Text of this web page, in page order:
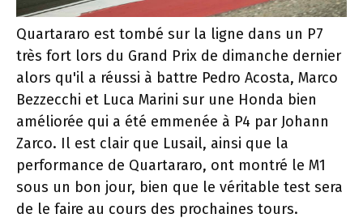
Quartararo est tombé sur la ligne dans un P7
très fort lors du Grand Prix de dimanche dernier
alors qu'il a réussi à battre Pedro Acosta, Marco
Bezzecchi et Luca Marini sur une Honda bien
améliorée qui a été emmenée à P4 par Johann
Zarco. Il est clair que Lusail, ainsi que la
performance de Quartararo, ont montré le M1
sous un bon jour, bien que le véritable test sera
de le faire au cours des prochaines tours.